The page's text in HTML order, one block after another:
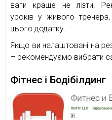
ваги краще не лізти.
уроків у живого
цього додатку.
Якщо ви налаштовані на
– рекомендуємо вибрати
Фітнес і Бодібілдинг